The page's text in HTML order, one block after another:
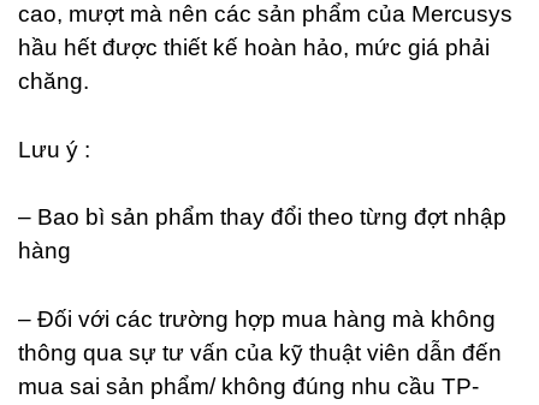
cao, mượt mà nên các sản phẩm của Mercusys
hầu hết được thiết kế hoàn hảo, mức giá phải
chăng.
Lưu ý :
– Bao bì sản phẩm thay đổi theo từng đợt nhập
hàng
– Đối với các trường hợp mua hàng mà không
thông qua sự tư vấn của kỹ thuật viên dẫn đến
mua sai sản phẩm/ không đúng nhu cầu TP-